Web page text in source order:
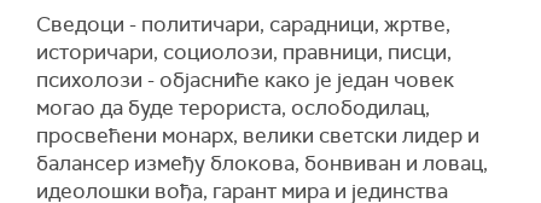
Сведоци - политичари, сарадници, жртве,
историчари, социолози, правници, писци,
психолози - објасниће како је један човек
могао да буде терориста, ослободилац,
просвећени монарх, велики светски лидер и
балансер између блокова, бонвиван и ловац,
идеолошки вођа, гарант мира и јединства